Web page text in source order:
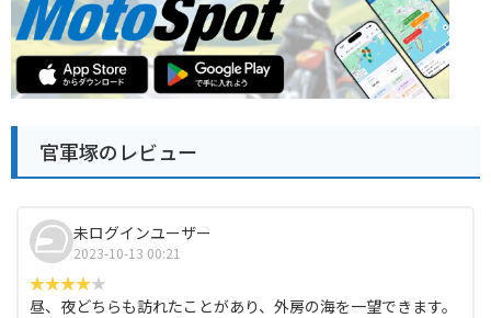
官軍塚のレビュー
未ログインユーザー
2023-10-13 00:21
昼、夜どちらも訪れたことがあり、外房の海を一望できます。